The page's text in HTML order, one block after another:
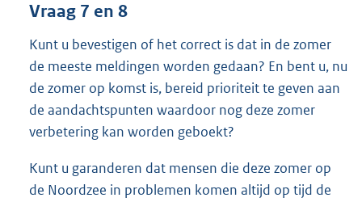
Vraag 7 en 8
Kunt u bevestigen of het correct is dat in de zomer
de meeste meldingen worden gedaan? En bent u, nu
de zomer op komst is, bereid prioriteit te geven aan
de aandachtspunten waardoor nog deze zomer
verbetering kan worden geboekt?
Kunt u garanderen dat mensen die deze zomer op
de Noordzee in problemen komen altijd op tijd de